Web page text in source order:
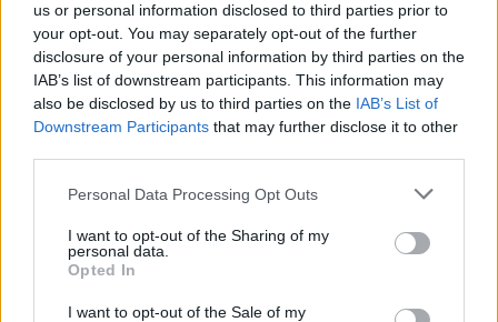
us or personal information disclosed to third parties prior to
your opt-out. You may separately opt-out of the further
disclosure of your personal information by third parties on the
IAB’s list of downstream participants. This information may
also be disclosed by us to third parties on the IAB’s List of
Downstream Participants that may further disclose it to other
Personal Data Processing Opt Outs
I want to opt-out of the Sharing of my
personal data.
Opted In
I want to opt-out of the Sale of my
A történtek dacára a Xiaomi autógyártó üzletága